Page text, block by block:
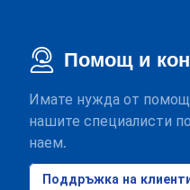
Помощ и
Имате нужда от
нашите специалисти
наем.
Поддръжка на